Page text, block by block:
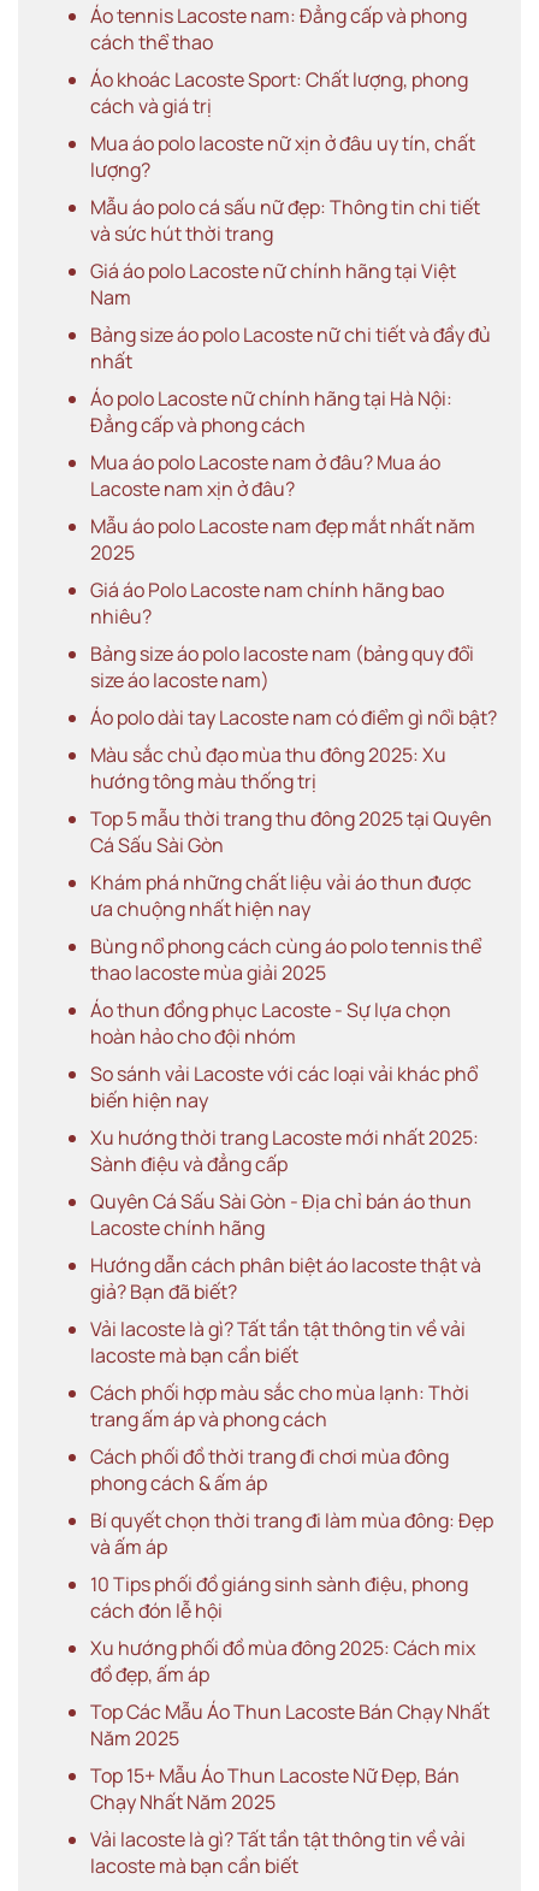
Áo tennis Lacoste nam: Đẳng cấp và phong
cách thể thao
Áo khoác Lacoste Sport: Chất lượng, phong
cách và giá trị
Mua áo polo lacoste nữ xịn ở đâu uy tín, chất
lượng?
Mẫu áo polo cá sấu nữ đẹp: Thông tin chi tiết
và sức hút thời trang
Giá áo polo Lacoste nữ chính hãng tại Việt
Nam
Bảng size áo polo Lacoste nữ chi tiết và đầy đủ
nhất
Áo polo Lacoste nữ chính hãng tại Hà Nội:
Đẳng cấp và phong cách
Mua áo polo Lacoste nam ở đâu? Mua áo
Lacoste nam xịn ở đâu?
Mẫu áo polo Lacoste nam đẹp mắt nhất năm
2025
Giá áo Polo Lacoste nam chính hãng bao
nhiêu?
Bảng size áo polo lacoste nam (bảng quy đổi
size áo lacoste nam)
Áo polo dài tay Lacoste nam có điểm gì nổi bật?
Màu sắc chủ đạo mùa thu đông 2025: Xu
hướng tông màu thống trị
Top 5 mẫu thời trang thu đông 2025 tại Quyên
Cá Sấu Sài Gòn
Khám phá những chất liệu vải áo thun được
ưa chuộng nhất hiện nay
Bùng nổ phong cách cùng áo polo tennis thể
thao lacoste mùa giải 2025
Áo thun đồng phục Lacoste - Sự lựa chọn
hoàn hảo cho đội nhóm
So sánh vải Lacoste với các loại vải khác phổ
biến hiện nay
Xu hướng thời trang Lacoste mới nhất 2025:
Sành điệu và đẳng cấp
Quyên Cá Sấu Sài Gòn - Địa chỉ bán áo thun
Lacoste chính hãng
Hướng dẫn cách phân biệt áo lacoste thật và
giả? Bạn đã biết?
Vải lacoste là gì? Tất tần tật thông tin về vải
lacoste mà bạn cần biết
Cách phối hợp màu sắc cho mùa lạnh: Thời
trang ấm áp và phong cách
Cách phối đồ thời trang đi chơi mùa đông
phong cách & ấm áp
Bí quyết chọn thời trang đi làm mùa đông: Đẹp
và ấm áp
10 Tips phối đồ giáng sinh sành điệu, phong
cách đón lễ hội
Xu hướng phối đồ mùa đông 2025: Cách mix
đồ đẹp, ấm áp
Top Các Mẫu Áo Thun Lacoste Bán Chạy Nhất
Năm 2025
Top 15+ Mẫu Áo Thun Lacoste Nữ Đẹp, Bán
Chạy Nhất Năm 2025
Vải lacoste là gì? Tất tần tật thông tin về vải
lacoste mà bạn cần biết